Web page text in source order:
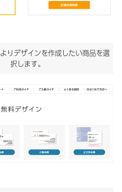
よりデザインを作成したい商品を選
択します。